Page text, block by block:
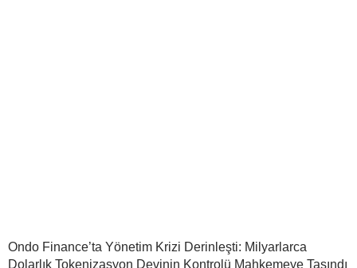
Ondo Finance’ta Yönetim Krizi Derinleşti: Milyarlarca
Dolarlık Tokenizasyon Devinin Kontrolü Mahkemeye Taşındı